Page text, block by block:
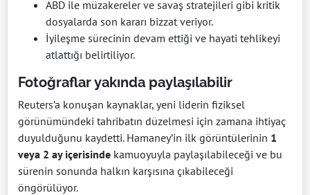
ABD ile müzakereler ve savaş stratejileri gibi kritik
dosyalarda son kararı bizzat veriyor.
İyileşme sürecinin devam ettiği ve hayati tehlikeyi
atlattığı belirtiliyor.
Fotoğraflar yakında paylaşılabilir
Reuters’a konuşan kaynaklar, yeni liderin fiziksel
görünümündeki tahribatın düzelmesi için zamana ihtiyaç
duyulduğunu kaydetti. Hamaney’in ilk görüntülerinin 1
veya 2 ay içerisinde kamuoyuyla paylaşılabileceği ve bu
sürenin sonunda halkın karşısına çıkabileceği
öngörülüyor.